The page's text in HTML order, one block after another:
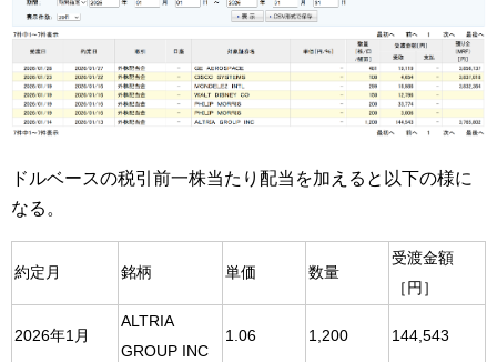
ドルベースの税引前一株当たり配当を加えると以下の様に
なる。
約定月 銘柄 単価 数量
受渡金額
［円］
2026年1月
ALTRIA
GROUP INC
1.06 1,200 144,543